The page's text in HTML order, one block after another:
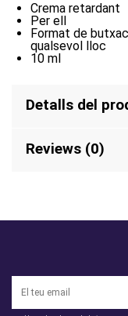
Crema retardant
Per ell
Format de
qualsevol lloc
10 ml
Detalls del
Reviews (0)